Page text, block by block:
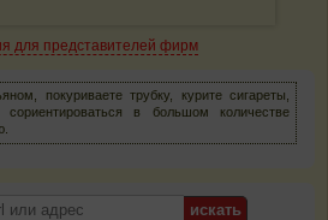
для представителей фирм
покуриваете трубку, курите сигареты,
в большом количестве